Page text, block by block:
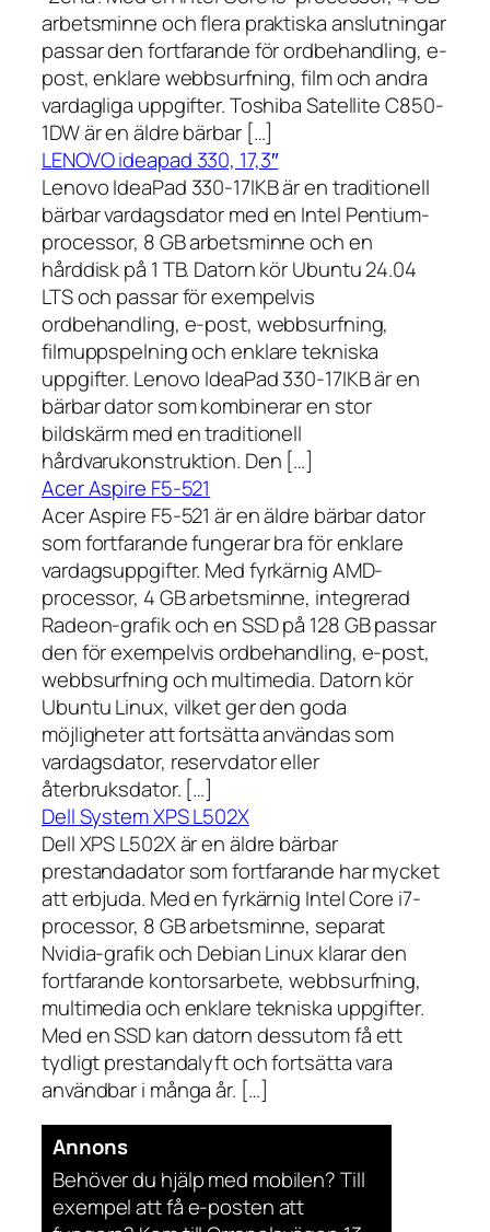
arbetsminne och flera praktiska anslutningar
passar den fortfarande för ordbehandling, e-
post, enklare webbsurfning, film och andra
vardagliga uppgifter. Toshiba Satellite C850-
1DW är en äldre bärbar […]
LENOVO ideapad 330, 17,3″
Lenovo IdeaPad 330-17IKB är en traditionell
bärbar vardagsdator med en Intel Pentium-
processor, 8 GB arbetsminne och en
hårddisk på 1 TB. Datorn kör Ubuntu 24.04
LTS och passar för exempelvis
ordbehandling, e-post, webbsurfning,
filmuppspelning och enklare tekniska
uppgifter. Lenovo IdeaPad 330-17IKB är en
bärbar dator som kombinerar en stor
bildskärm med en traditionell
hårdvarukonstruktion. Den […]
Acer Aspire F5-521
Acer Aspire F5-521 är en äldre bärbar dator
som fortfarande fungerar bra för enklare
vardagsuppgifter. Med fyrkärnig AMD-
processor, 4 GB arbetsminne, integrerad
Radeon-grafik och en SSD på 128 GB passar
den för exempelvis ordbehandling, e-post,
webbsurfning och multimedia. Datorn kör
Ubuntu Linux, vilket ger den goda
möjligheter att fortsätta användas som
vardagsdator, reservdator eller
återbruksdator. […]
Dell System XPS L502X
Dell XPS L502X är en äldre bärbar
prestandadator som fortfarande har mycket
att erbjuda. Med en fyrkärnig Intel Core i7-
processor, 8 GB arbetsminne, separat
Nvidia-grafik och Debian Linux klarar den
fortfarande kontorsarbete, webbsurfning,
multimedia och enklare tekniska uppgifter.
Med en SSD kan datorn dessutom få ett
tydligt prestandalyft och fortsätta vara
användbar i många år. […]
Annons
Behöver du hjälp med mobilen? Till
exempel att få e-posten att